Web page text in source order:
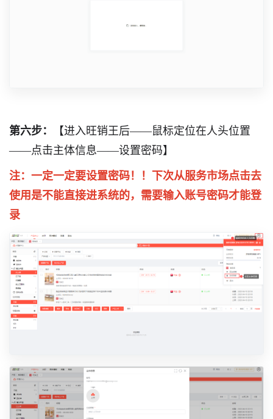
第六步：
【进入旺销王后——鼠标定位在人头位置
——点击主体信息——设置密码】
注：一定一定要设置密码！！下次从服务市场点击去
使用是不能直接进系统的，需要输入账号密码才能登
录